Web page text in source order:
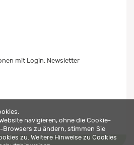
mit Login: Newsletter
navigieren, ohne die Cookie-
zu ändern, stimmen Sie
zu. Weitere Hinweise zu Cookies